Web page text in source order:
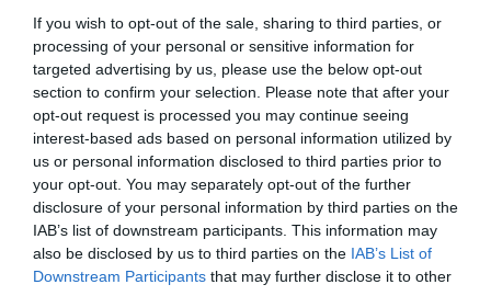
If you wish to opt-out of the sale, sharing to third parties, or
processing of your personal or sensitive information for
targeted advertising by us, please use the below opt-out
section to confirm your selection. Please note that after your
opt-out request is processed you may continue seeing
interest-based ads based on personal information utilized by
us or personal information disclosed to third parties prior to
your opt-out. You may separately opt-out of the further
disclosure of your personal information by third parties on the
IAB’s list of downstream participants. This information may
also be disclosed by us to third parties on the IAB’s List of
Downstream Participants that may further disclose it to other
CDG, il y a une information en plusieurs langues
informant les voyageurs concernant les différents
moyens de transport “officiels” pour rejoindre
Paris. Néanmoins, lors de mon retour d’un vol en
provenance de Sao Paulo la semaine dernière, je
n’ai pas vu cette information. Maintenant il est vrai
qu’il y a un certain nombre de personnes qui
propose des transferts clandestins vers Paris, mais
reste à chacun de se renseigner et d’être vigilant.
D’autre part, je n’ai jamais été agressé par un
rabatteur de taxi clandestin du fait tout simplement
qu’ils essayent de faire profil bas (même si ils sont
parfaitement visible pas les autorités). Mais bon si